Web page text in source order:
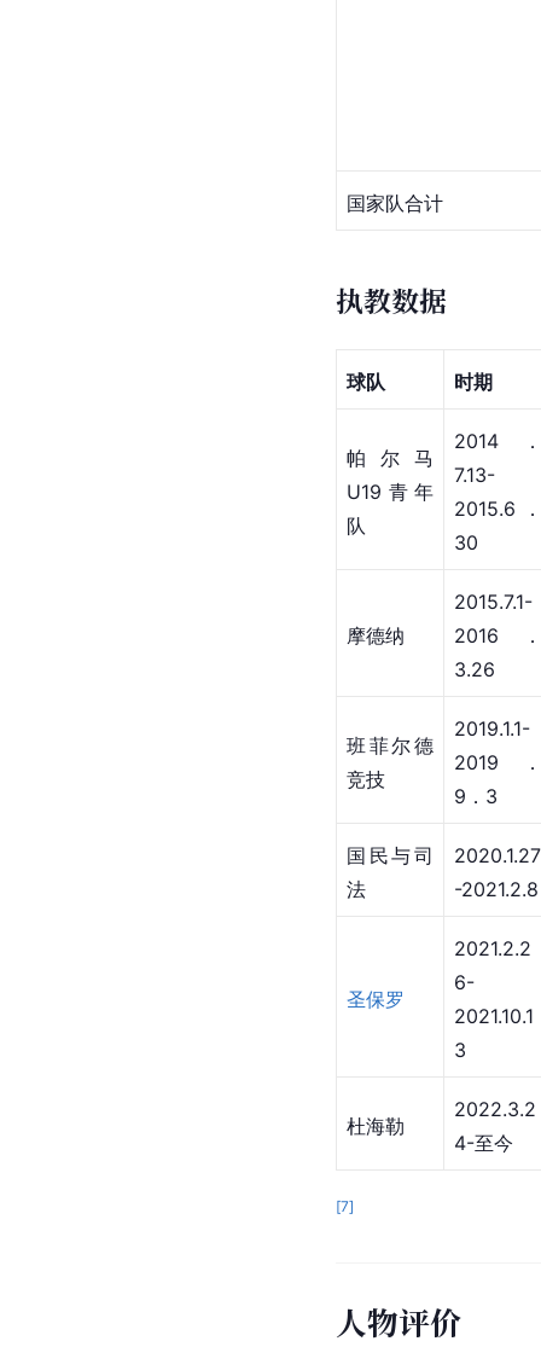
国家队合计
执教数据
球队 时期
帕尔马
U19青年
队
2014．
7.13-
2015.6．
30
摩德纳
2015.7.1-
2016．
3.26
班菲尔德
竞技
2019.1.1-
2019．
9．3
国民与司
法
2020.1.27
-2021.2.8
圣保罗
2021.2.2
6-
2021.10.1
3
杜海勒
2022.3.2
4-至今
[7]
人物评价